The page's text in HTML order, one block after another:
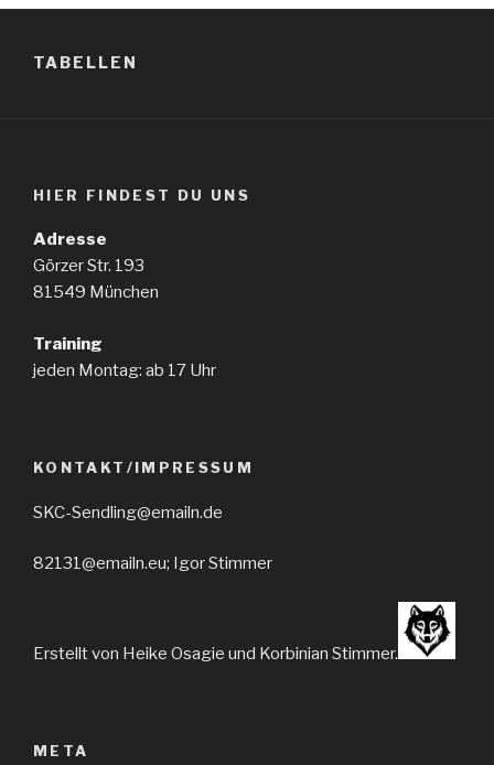
TABELLEN
HIER FINDEST DU UNS
Adresse
Görzer Str. 193
81549 München
Training
jeden Montag: ab 17 Uhr
KONTAKT/IMPRESSUM
SKC-Sendling@emailn.de
82131@emailn.eu; Igor Stimmer
Erstellt von Heike Osagie und Korbinian Stimmer.
META